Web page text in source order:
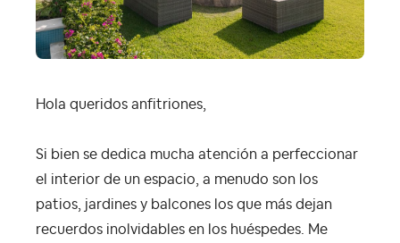
Hola queridos anfitriones,
Si bien se dedica mucha atención a perfeccionar
el interior de un espacio, a menudo son los
patios, jardines y balcones los que más dejan
recuerdos inolvidables en los huéspedes. Me